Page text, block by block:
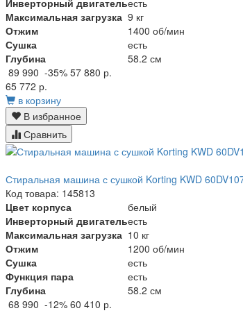
Максимальная загрузка 9 кг
Отжим
1400 об/мин
Сушка
есть
Глубина
58.2 см
89 990 -35% 57 880 р.
65 772 р.
в корзину
В избранное
Сравнить
Стиральная машина с сушкой Korting KWD
Код товара: 145813
Цвет корпуса
белый
Инверторный двигательесть
Максимальная загрузка 10 кг
Отжим
1200 об/мин
Сушка
есть
Функция пара
есть
Глубина
58.2 см
68 990 -12% 60 410 р.